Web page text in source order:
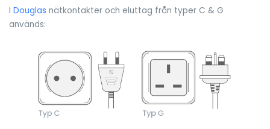
I Douglas nätkontakter och eluttag från typer C & G
används: